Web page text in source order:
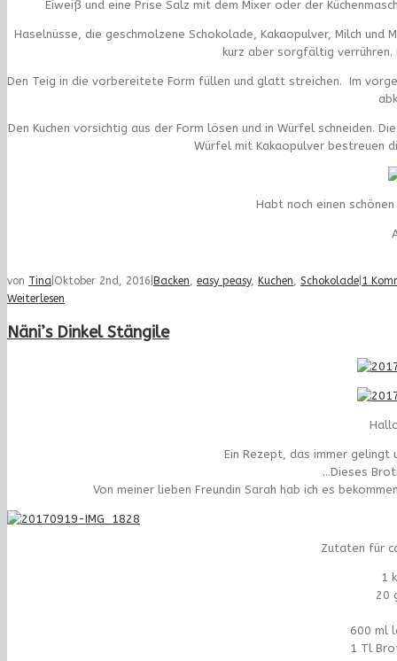
Eiweiß und eine Prise Salz mit dem Mixer oder der
Haselnüsse, die geschmolzene Schokolade, Kakaopulver, Milch
kurz aber sorgfältig verrühren.
Den Teig in die vorbereitete Form füllen und glatt streichen. Im
Den Kuchen vorsichtig aus der Form lösen und in Würfel schneiden.
Würfel mit Kakaopulver bestreuen
Habt noch einen
von Tina Oktober 2nd, 2016 Backen easy peasy, Kuchen Schokolade 1
Weiterlesen
Näni’s Dinkel Stängile
Ein Rezept, das immer gelingt
…Dieses
Von meiner lieben Freundin Sarah hab ich es
Zutaten für
1
20
600 ml
1 Tl